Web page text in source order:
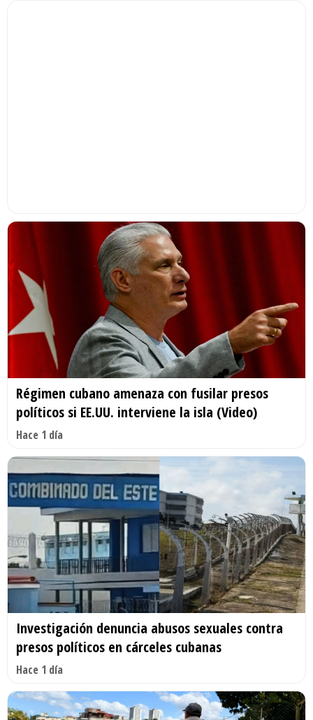
Régimen cubano amenaza con fusilar presos
políticos si EE.UU. interviene la isla (Video)
Hace 1 día
Investigación denuncia abusos sexuales contra
presos políticos en cárceles cubanas
Hace 1 día